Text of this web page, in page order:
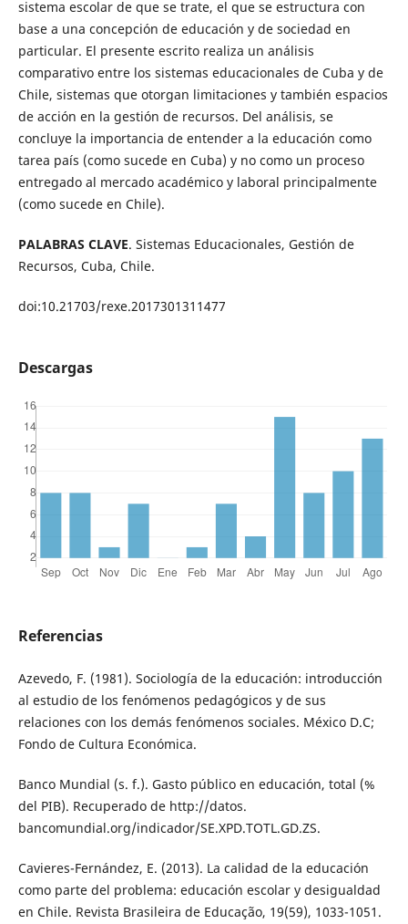
sistema escolar de que se trate, el que se estructura con
base a una concepción de educación y de sociedad en
particular. El presente escrito realiza un análisis
comparativo entre los sistemas educacionales de Cuba y de
Chile, sistemas que otorgan limitaciones y también espacios
de acción en la gestión de recursos. Del análisis, se
concluye la importancia de entender a la educación como
tarea país (como sucede en Cuba) y no como un proceso
entregado al mercado académico y laboral principalmente
(como sucede en Chile).
PALABRAS CLAVE. Sistemas Educacionales, Gestión de
Recursos, Cuba, Chile.
doi:10.21703/rexe.2017301311477
Descargas
Referencias
Azevedo, F. (1981). Sociología de la educación: introducción
al estudio de los fenómenos pedagógicos y de sus
relaciones con los demás fenómenos sociales. México D.C;
Fondo de Cultura Económica.
Banco Mundial (s. f.). Gasto público en educación, total (%
del PIB). Recuperado de http://datos.
bancomundial.org/indicador/SE.XPD.TOTL.GD.ZS.
Cavieres-Fernández, E. (2013). La calidad de la educación
como parte del problema: educación escolar y desigualdad
en Chile. Revista Brasileira de Educação, 19(59), 1033-1051.